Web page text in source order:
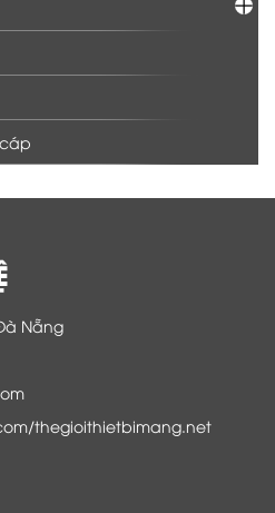
Nẵng
thegioithietbimang.net